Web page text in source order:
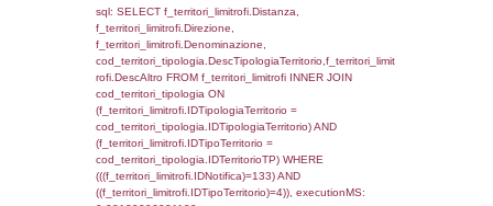
StatoIspezione,
'%d/%m/%Y') as DataApertura,
DATE_FORMAT(DataChiusura, '%d/%m/
DataChiusura,
'%d/%m/%Y') as DataUltimoPIR FROM
WHERE (((d3_ispezioni.IDNotifica)=133)),
0.0041210651397705